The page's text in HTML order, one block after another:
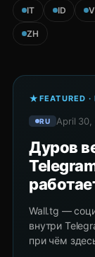
IT ID
ZH
FEATURED ·
RU April 30,
Дуров
Wall.tg —
внутри
при чём